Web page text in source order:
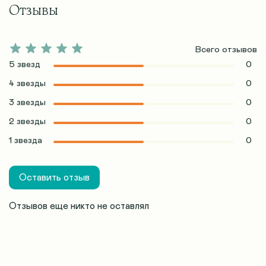
Отзывы
Отзывов еще никто не оставлял
Всего отзывов
5 звезд
0
4 звезды 0
3 звезды 0
2 звезды 0
1 звезда 0
Оставить отзыв